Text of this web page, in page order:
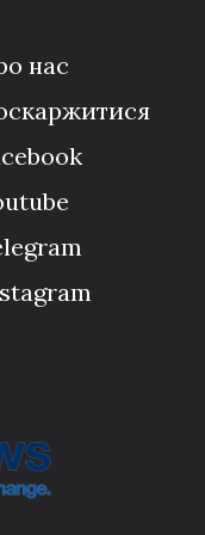
нас